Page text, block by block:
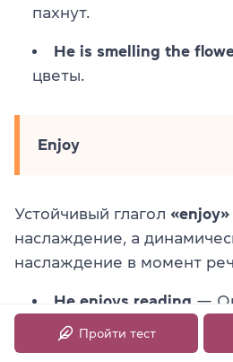
пахнут.
He is smelling the
цветы.
Enjoy
Устойчивый глагол «enjoy»
наслаждение, а
наслаждение в момент
He enjoys reading —
чтением.
Пройти тест